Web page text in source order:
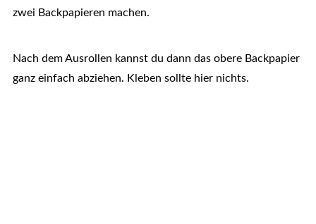
zwei Backpapieren machen.
Nach dem Ausrollen kannst du dann das obere Backpapier
ganz einfach abziehen. Kleben sollte hier nichts.